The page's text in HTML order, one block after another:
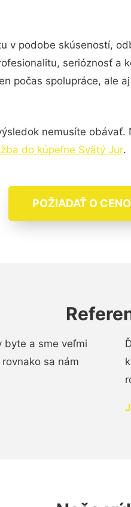
v podobe skúseností,
serióznosť
počas spolupráce, ale
nemusíte
do kúpeľne Svätý Jur.
POŽIADAŤ O
byte a sme veľmi
sa nám